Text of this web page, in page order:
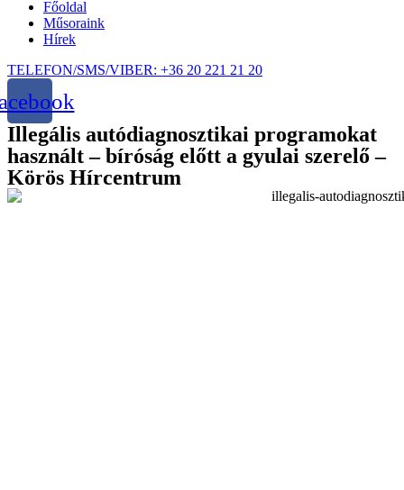
Főoldal
Műsoraink
Hírek
TELEFON/SMS/VIBER: +36 20 221 21 20
Illegális autódiagnosztikai programokat
használt – bíróság előtt a gyulai szerelő –
Körös Hírcentrum